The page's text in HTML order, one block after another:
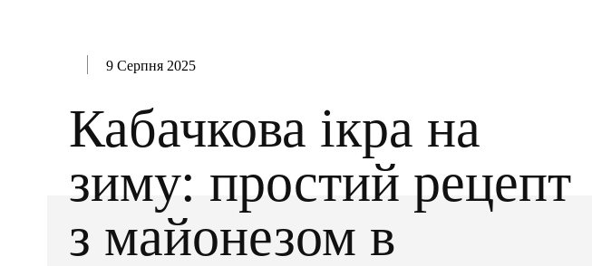
9 Серпня 2025
Кабачкова ікра на
зиму: простий рецепт
з майонезом в